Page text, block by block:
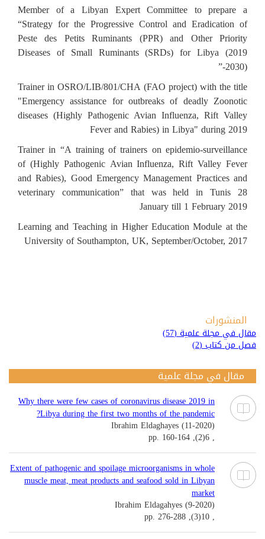
Member of a Libyan Expert Committee to prepare a
“Strategy for the Progressive Control and Eradication of
Peste des Petits Ruminants (PPR) and Other Priority
Diseases of Small Ruminants (SRDs) for Libya (2019
-2030)”
Trainer in OSRO/LIB/801/CHA (FAO project) with the title
"Emergency assistance for outbreaks of deadly Zoonotic
diseases (Highly Pathogenic Avian Influenza, Rift Valley
Fever and Rabies) in Libya" during 2019
Trainer in “A training of trainers on epidemio-surveillance
of (Highly Pathogenic Avian Influenza, Rift Valley Fever
and Rabies), Good Emergency Management Practices and
veterinary communication” that was held in Tunis 28
January till 1 February 2019
Learning and Teaching in Higher Education Module at the
University of Southampton, UK, September/October, 2017
المنشورات
مقال في مجلة علمية (57)
فصل من كتاب (2)
مقال في مجلة علمية
Why there were few cases of coronavirus disease 2019 in
Libya during the first two months of the pandemic?
Ibrahim Eldaghayes (11-2020)
, 6(2), pp. 160-164
Extent of pathogenic and spoilage microorganisms in whole
muscle meat, meat products and seafood sold in Libyan
market
Ibrahim Eldagahyes (9-2020)
, 10(3), pp. 276-288